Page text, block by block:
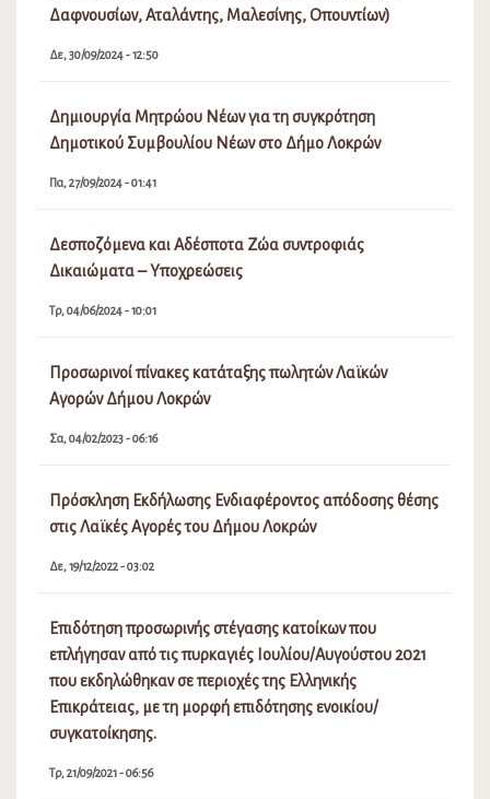
Δαφνουσίων, Αταλάντης, Μαλεσίνης, Οπουντίων)
Δε, 30/09/2024 - 12:50
Δημιουργία Μητρώου Νέων για τη συγκρότηση
Δημοτικού Συμβουλίου Νέων στο Δήμο Λοκρών
Πα, 27/09/2024 - 01:41
Δεσποζόμενα και Αδέσποτα Ζώα συντροφιάς
Δικαιώματα – Υποχρεώσεις
Τρ, 04/06/2024 - 10:01
Προσωρινοί πίνακες κατάταξης πωλητών Λαϊκών
Αγορών Δήμου Λοκρών
Σα, 04/02/2023 - 06:16
Πρόσκληση Εκδήλωσης Ενδιαφέροντος απόδοσης θέσης
στις Λαϊκές Αγορές του Δήμου Λοκρών
Δε, 19/12/2022 - 03:02
Επιδότηση προσωρινής στέγασης κατοίκων που
επλήγησαν από τις πυρκαγιές Ιουλίου/Αυγούστου 2021
που εκδηλώθηκαν σε περιοχές της Ελληνικής
Επικράτειας, με τη μορφή επιδότησης ενοικίου/
συγκατοίκησης.
Τρ, 21/09/2021 - 06:56